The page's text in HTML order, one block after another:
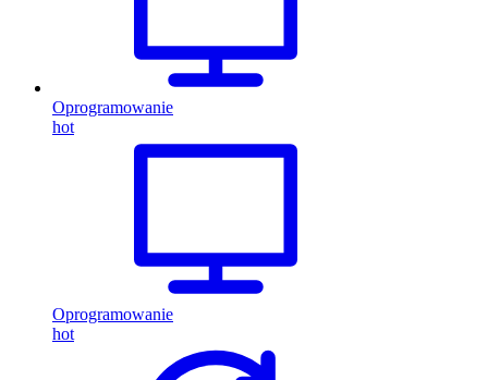
Oprogramowanie
hot
Oprogramowanie
hot